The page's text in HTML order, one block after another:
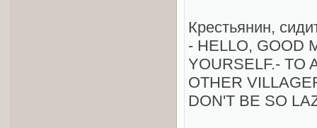
Крестьянин,
- HELLO, GOOD
YOURSELF.- TO
OTHER
DON'T BE SO